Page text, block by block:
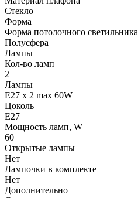
Стекло
Форма
Форма потолочного светильника
Полусфера
Лампы
Кол-во ламп
2
Лампы
E27 x 2 max 60W
Цоколь
E27
Мощность ламп, W
60
Открытые лампы
Нет
Лампочки в комплекте
Нет
Дополнительно